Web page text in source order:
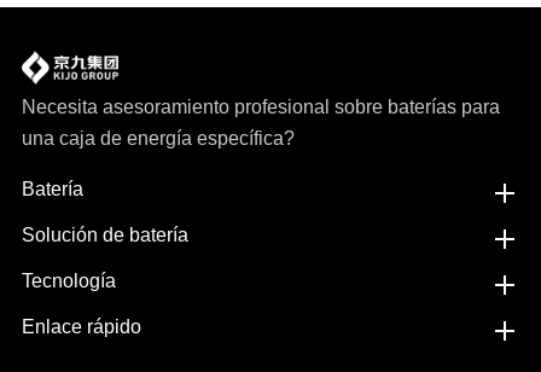
Necesita asesoramiento profesional sobre baterías para
una caja de energía específica?
Batería
Solución de batería
Tecnología
Enlace rápido